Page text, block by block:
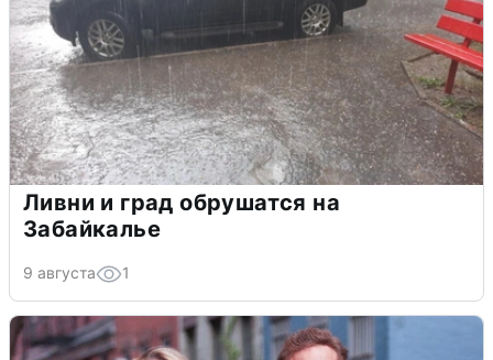
Ливни и град обрушатся на
Забайкалье
9 августа 1